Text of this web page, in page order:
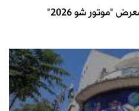
"موتور شو 2026"